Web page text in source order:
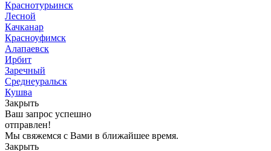
Краснотурьинск
Лесной
Качканар
Красноуфимск
Алапаевск
Ирбит
Заречный
Среднеуральск
Кушва
Закрыть
Ваш запрос успешно
отправлен!
Мы свяжемся с Вами в ближайшее время.
Закрыть